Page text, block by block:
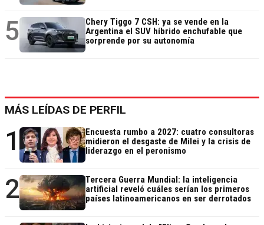
5
Chery Tiggo 7 CSH: ya se vende en la
Argentina el SUV híbrido enchufable que
sorprende por su autonomía
MÁS LEÍDAS DE PERFIL
1
Encuesta rumbo a 2027: cuatro consultoras
midieron el desgaste de Milei y la crisis de
liderazgo en el peronismo
2
Tercera Guerra Mundial: la inteligencia
artificial reveló cuáles serían los primeros
países latinoamericanos en ser derrotados